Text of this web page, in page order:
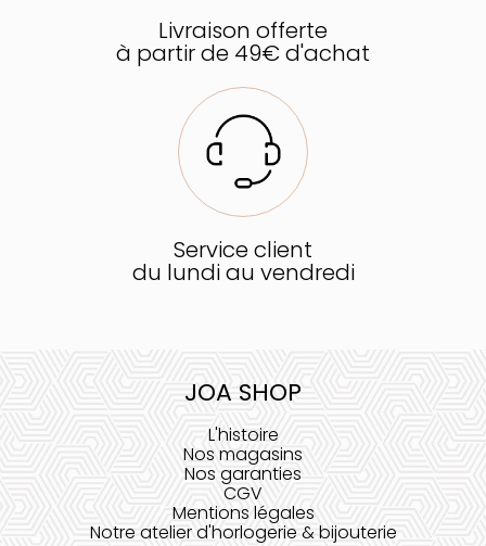
Livraison offerte
à partir de 49€ d'achat
Service client
du lundi au vendredi
JOA SHOP
L'histoire
Nos magasins
Nos garanties
CGV
Mentions légales
Notre atelier d'horlogerie & bijouterie